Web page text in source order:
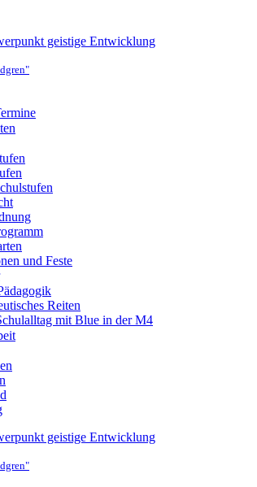
geistige Entwicklung
und Feste
Reiten
mit Blue in der M4
geistige Entwicklung